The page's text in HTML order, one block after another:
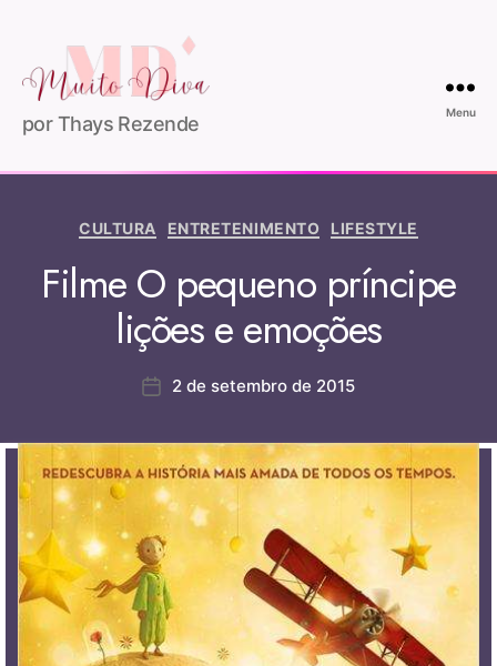
por Thays Rezende
Menu
CULTURA ENTRETENIMENTO LIFESTYLE
Filme O pequeno príncipe
lições e emoções
2 de setembro de 2015